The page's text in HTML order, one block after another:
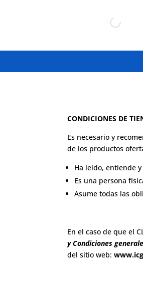
CONDICIONES DE
Es necesario y
de los productos
Ha leído, entiende
Es una persona
Asume todas las
En el caso de que el
y Condiciones
del sitio web: